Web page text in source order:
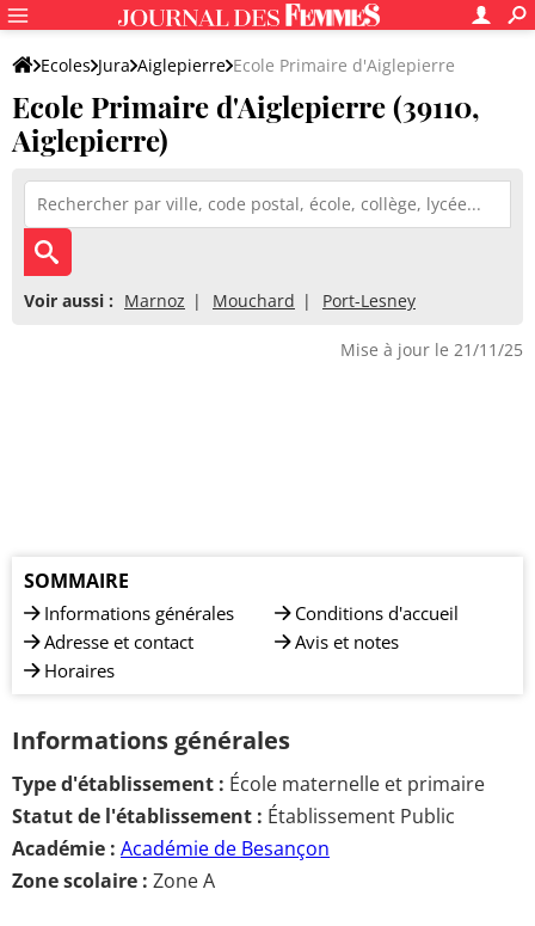
Ecoles Jura Aiglepierre Ecole Primaire d'Aiglepierre
Ecole Primaire d'Aiglepierre (39110,
Aiglepierre)
Voir aussi : Marnoz Mouchard Port-Lesney
Mise à jour le 21/11/25
SOMMAIRE
Informations générales
Adresse et contact
Horaires
Conditions d'accueil
Avis et notes
Informations générales
Type d'établissement : École maternelle et primaire
Statut de l'établissement : Établissement Public
Académie : Académie de Besançon
Zone scolaire : Zone A